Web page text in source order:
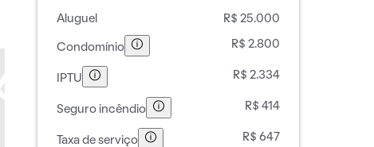
Aluguel R$ 25.000
Condomínio R$ 2.800
IPTU R$ 2.334
Seguro incêndio R$ 414
Taxa de serviço R$ 647